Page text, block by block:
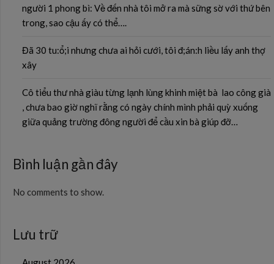
người 1 phong bì: Về đến nhà tôi mở ra mà sững sờ với thứ bên
trong, sao cậu ấy có thể….
Đã 30 tu:ổ;i nhưng chưa ai hỏi cưới, tôi đ;án:h liều lấy anh thợ
xây
Cô tiểu thư nhà giàu từng lạnh lùng khinh miệt bà lao công già
, chưa bao giờ nghĩ rằng có ngày chính mình phải quỳ xuống
giữa quảng trường đông người để cầu xin bà giúp đỡ…
Bình luận gần đây
No comments to show.
Lưu trữ